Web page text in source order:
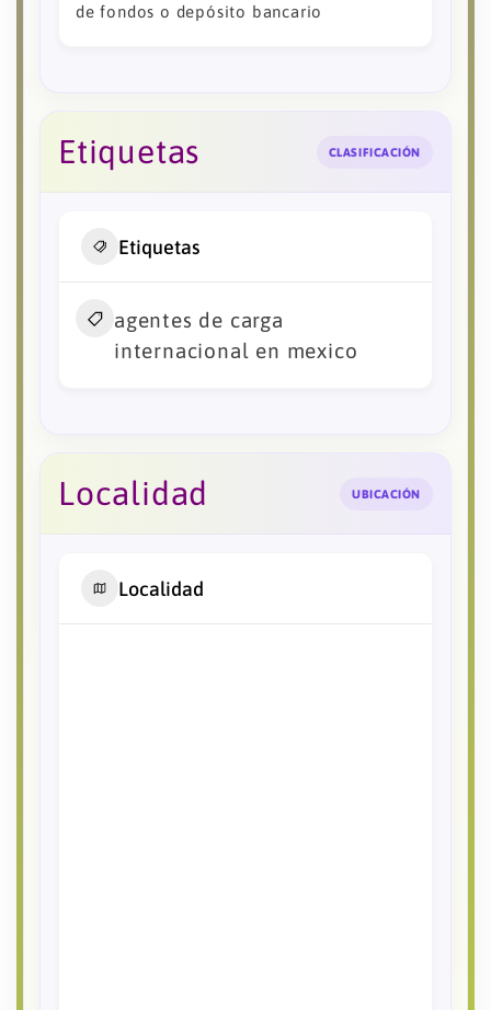
de fondos o depósito bancario
Etiquetas CLASIFICACIÓN
Etiquetas
agentes de carga
internacional en mexico
Localidad UBICACIÓN
Localidad